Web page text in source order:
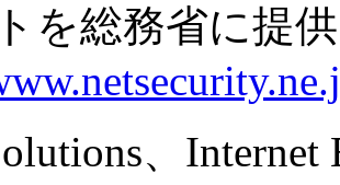
を総務省に提供
、